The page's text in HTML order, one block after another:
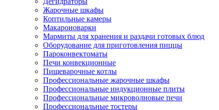
Жарочные шкафы
Коптильные камеры
Макароноварки
Мармиты для хранения и раздачи готовых блюд
Оборудование для приготовления пиццы
Пароконвектоматы
Печи конвекционные
Пищеварочные котлы
Профессиональные жарочные шкафы
Профессиональные индукционные плиты
Профессиональные микроволновые печи
Профессиональные тостеры